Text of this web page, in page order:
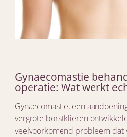
Gynaecomastie
operatie: Wat werkt
Gynaecomastie, een
vergrote borstklieren
veelvoorkomend probleem dat